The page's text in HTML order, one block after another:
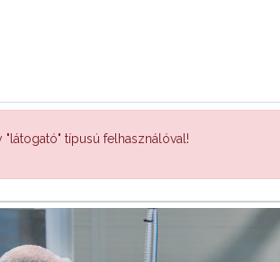
típusú felhasználóval!